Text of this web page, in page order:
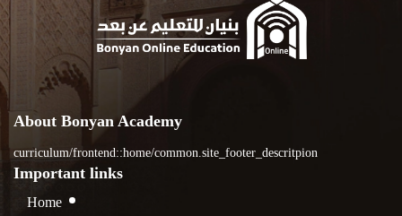
About Bonyan Academy
curriculum/frontend::home/common.site_footer_descritpion
Important links
Home